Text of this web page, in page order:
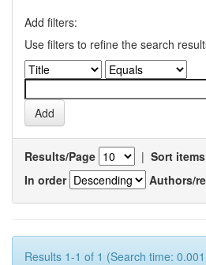
Add filters:
Use filters to refine the search
Results/Page | Sort
In order
Authors/
Results 1-1 of 1 (Search time: